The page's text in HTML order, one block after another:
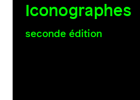
Iconographes
seconde édition